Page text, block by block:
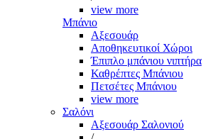
view more
Μπάνιο
Αξεσουάρ
Αποθηκευτικοί Χώροι
Έπιπλο μπάνιου νιπτήρα
Καθρέπτες Μπάνιου
Πετσέτες Μπάνιου
view more
Σαλόνι
Αξεσουάρ Σαλονιού